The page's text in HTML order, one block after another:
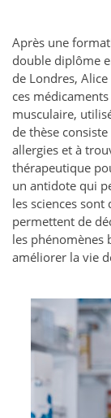
Après une
double diplôme
de Londres,
ces
musculaire,
de thèse
allergies et à
thérapeutique
un antidote qui
les sciences
permettent de
les phénomènes
améliorer la vie